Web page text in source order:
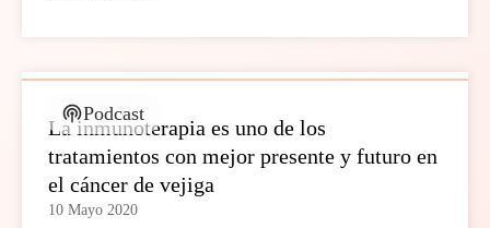
Podcast
La inmunoterapia es uno de los
tratamientos con mejor presente y futuro en
el cáncer de vejiga
10 Mayo 2020